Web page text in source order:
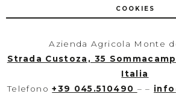
COOKIES
Azienda Agricola Monte
Strada Custoza, 35
Italia
Telefono+39 045.510490 – – info